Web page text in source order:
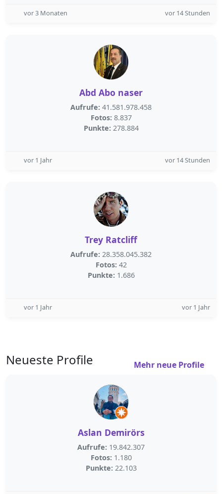
vor 3 Monaten vor 14 Stunden
Abd Abo naser
Aufrufe: 41.581.978.458
Fotos: 8.837
Punkte: 278.884
vor 1 Jahr vor 14 Stunden
Trey Ratcliff
Aufrufe: 28.358.045.382
Fotos: 42
Punkte: 1.686
vor 1 Jahr vor 1 Jahr
Neueste Profile Mehr neue Profile
Aslan Demirörs
Aufrufe: 19.842.307
Fotos: 1.180
Punkte: 22.103